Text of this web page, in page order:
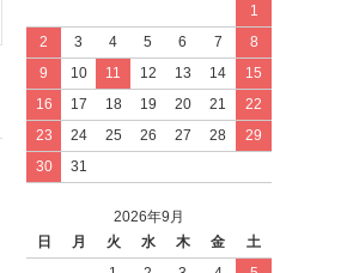
1
2
3 4 5 6 7
8
9
10 11 12 13 14
15
16
17 18 19 20 21
22
23
24 25 26 27 28
29
30
31
2026年9月
日
月 火 水 木 金
土